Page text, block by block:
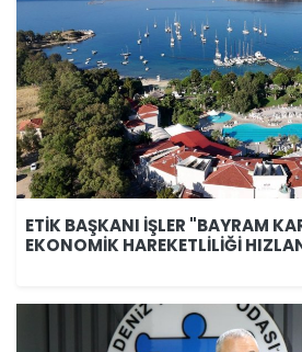
ETİK BAŞKANI İŞLER "BAYRAM
EKONOMİK HAREKETLİLİĞİ